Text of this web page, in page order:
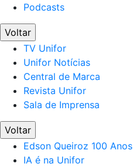
Podcasts
Voltar
TV Unifor
Unifor Notícias
Central de Marca
Revista Unifor
Sala de Imprensa
Voltar
Edson Queiroz 100 Anos
IA é na Unifor